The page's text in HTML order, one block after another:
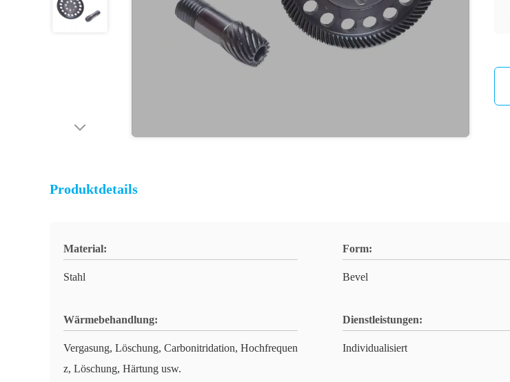
Produktdetails
Material:
Stahl
Form:
Bevel
Wärmebehandlung:
Vergasung, Löschung, Carbonitridation, Hochfrequen
z, Löschung, Härtung usw.
Dienstleistungen:
Individualisiert